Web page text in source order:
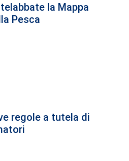
la Mappa
Pesca
regole a tutela di